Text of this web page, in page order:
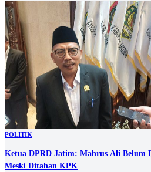
POLITIK
Ketua DPRD Jatim: Mahrus Ali Belum
Meski Ditahan KPK